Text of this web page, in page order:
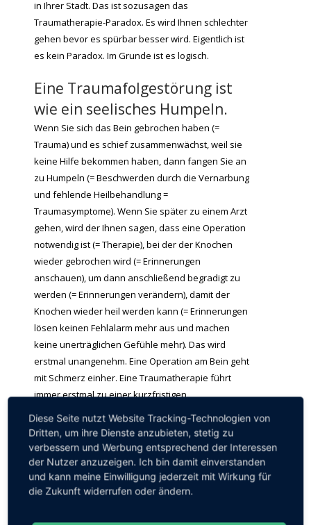
in Ihrer Stadt. Das ist sozusagen das
Traumatherapie-Paradox. Es wird Ihnen schlechter
gehen bevor es spürbar besser wird. Eigentlich ist
es kein Paradox. Im Grunde ist es logisch.
Eine Traumafolgestörung ist
wie ein seelisches Humpeln.
Wenn Sie sich das Bein gebrochen haben (=
Trauma) und es schief zusammenwächst, weil sie
keine Hilfe bekommen haben, dann fangen Sie an
zu Humpeln (= Beschwerden durch die Vernarbung
und fehlende Heilbehandlung =
Traumasymptome). Wenn Sie später zu einem Arzt
gehen, wird der Ihnen sagen, dass eine Operation
notwendig ist (= Therapie), bei der der Knochen
wieder gebrochen wird (= Erinnerungen
anschauen), um dann anschließend begradigt zu
werden (= Erinnerungen verändern), damit der
Knochen wieder heil werden kann (= Erinnerungen
lösen keinen Fehlalarm mehr aus und machen
keine unerträglichen Gefühle mehr). Das wird
erstmal unangenehm. Eine Operation am Bein geht
mit Schmerz einher. Eine Traumatherapie führt
immer erstmal zu einer kurzfristigen
Verschlechterung der Beschwerden und vor allem
zu starken Gefühlen.
Das heißt, auch bei einem unbehandelten und
krumm zusammengewachsenen Knochenbruch,
haben Sie erstmal Schmerzen, bevor Sie wieder
Diese Seite nutzt Website Tracking-Technologien von
Dritten, um ihre Dienste anzubieten, stetig zu
verbessern und Werbung entsprechend der Interessen
der Nutzer anzuzeigen. Ich bin damit einverstanden
und kann meine Einwilligung jederzeit mit Wirkung für
die Zukunft widerrufen oder ändern.